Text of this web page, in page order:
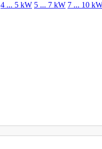
4 ... 5 kW 5 ... 7 kW 7 ... 10